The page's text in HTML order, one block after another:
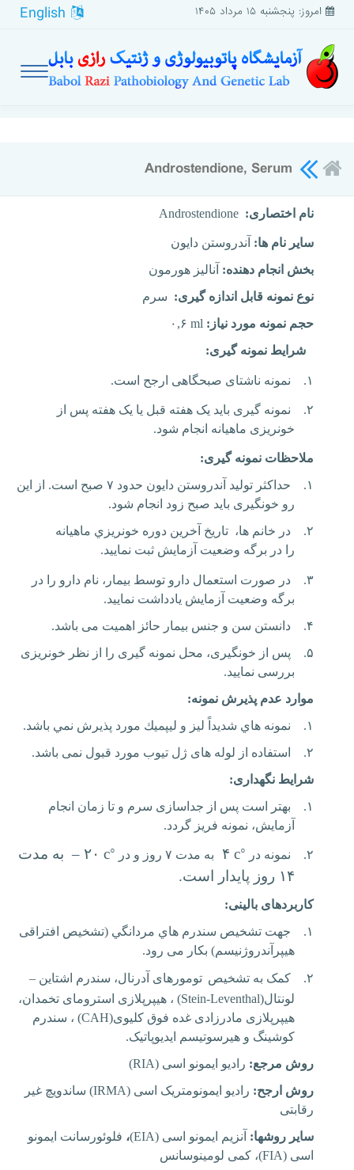
امروز: پنجشنبه ۱۵ مرداد ۱۴۰۵
Androstendione, Serum
نام اختصاری: Androstendione
سایر نام ها: آندروستن دایون
بخش انجام دهنده: آنالیز هورمون
نوع نمونه قابل اندازه گیری: سرم
حجم نمونه مورد نیاز: ۰,۶ ml
شرایط نمونه گیری:
۱. نمونه ناشتای صبحگاهی ارجح است.
۲.
نمونه گیری باید یک هفته قبل یا یک هفته پس از
خونریزی ماهیانه انجام شود.
ملاحظات نمونه گیری:
۱.
حداكثر توليد آندروستن دايون حدود ۷ صبح است. از این
رو خونگیری باید صبح زود انجام شود.
۲.
در خانم ها، تاريخ آخرين دوره خونريزي ماهيانه
را در برگه وضعيت آزمايش ثبت نماييد.
۳.
در صورت استعمال دارو توسط بیمار، نام دارو را در
برگه وضعیت آزمایش یادداشت نمایید.
۴.
دانستن سن و جنس بیمار حائز اهمیت می باشد.
۵.
پس از خونگیری، محل نمونه گیری را از نظر خونریزی
بررسی نمایید.
موارد عدم پذیرش نمونه:
۱.
نمونه هاي شديداً ليز و ليپميك مورد پذيرش نمي باشد.
۲.
استفاده از لوله های ژل تیوب مورد قبول نمی باشد.
شرایط نگهداری:
۱.
بهتر است پس از جداسازی سرم و تا زمان انجام
آزمایش، نمونه فریز گردد.
۲. نمونه در ◦
c به مدت ۷ روز و در ◦
c
– به مدت
۱۴ روز پایدار است.
کاربردهای بالینی:
۱.
جهت تشخيص سندرم هاي مردانگي (تشخیص افتراقی
هیپرآندروژنیسم) بکار می رود.
۲. کمک به تشخیص تومورهای آدرنال، سندرم اشتاین –
لونتال(Stein-Leventhal) ، هیپرپلازی استرومای تخمدان،
هیپرپلازی مادرزادی غده فوق کلیوی(CAH) ، سندرم
کوشینگ و هیرسوتیسم ایدیوپاتیک.
روش مرجع: رادیو ایمونو اسی (
RIA
)
روش ارجح: رادیو ایمونومتریک اسی (IRMA) ساندویچ غیر
رقابتی
سایر روشها: آنزیم ایمونو اسی (EIA
)، فلوئورسانت ایمونو
اسی (FIA)، کمی لومینوسانس